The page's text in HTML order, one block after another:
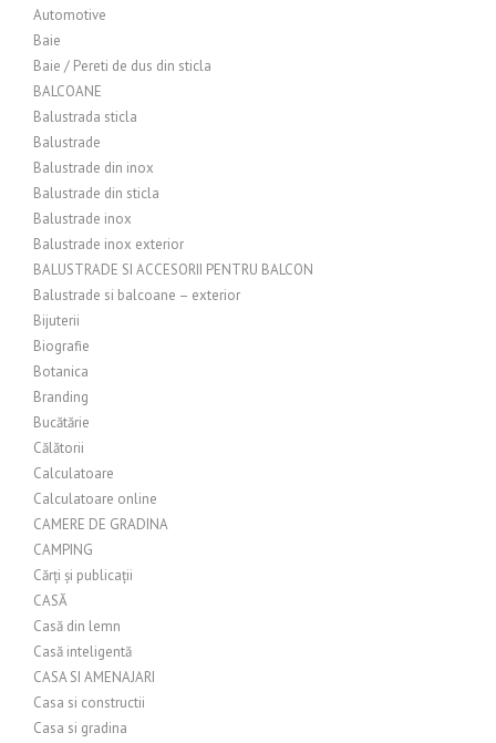
Automotive
Baie
Baie / Pereti de dus din sticla
BALCOANE
Balustrada sticla
Balustrade
Balustrade din inox
Balustrade din sticla
Balustrade inox
Balustrade inox exterior
BALUSTRADE SI ACCESORII PENTRU BALCON
Balustrade si balcoane – exterior
Bijuterii
Biografie
Botanica
Branding
Bucătărie
Călătorii
Calculatoare
Calculatoare online
CAMERE DE GRADINA
CAMPING
Cărți și publicații
CASĂ
Casă din lemn
Casă inteligentă
CASA SI AMENAJARI
Casa si constructii
Casa si gradina